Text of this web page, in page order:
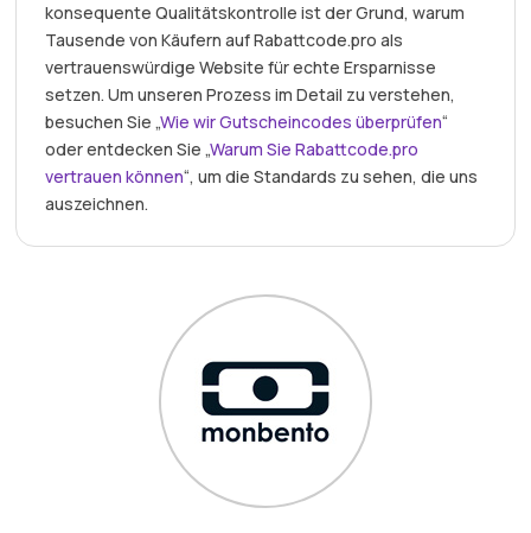
konsequente Qualitätskontrolle ist der Grund, warum
Tausende von Käufern auf Rabattcode.pro als
vertrauenswürdige Website für echte Ersparnisse
setzen. Um unseren Prozess im Detail zu verstehen,
besuchen Sie „Wie wir Gutscheincodes überprüfen“
oder entdecken Sie „Warum Sie Rabattcode.pro
vertrauen können“, um die Standards zu sehen, die uns
auszeichnen.